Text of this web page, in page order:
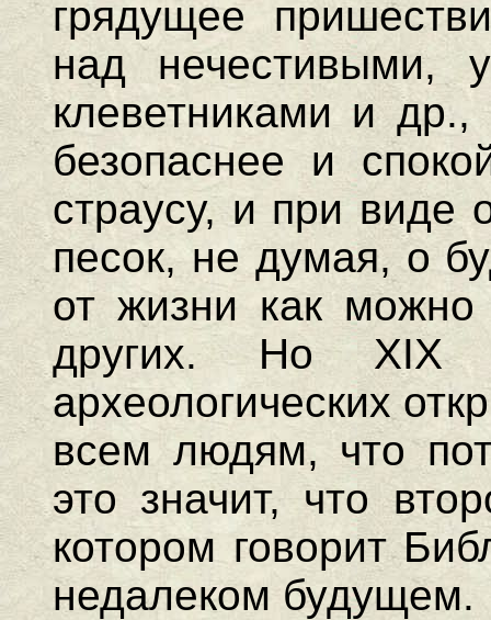
грядущее
над нечестивыми,
клеветниками и др.,
безопаснее и
страусу, и при виде
песок, не думая, о
от жизни как
других. Но
археологических
всем людям, что
это значит, что
котором говорит
недалеком будущем.